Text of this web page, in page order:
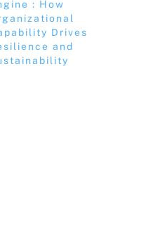
: How
Drives
and